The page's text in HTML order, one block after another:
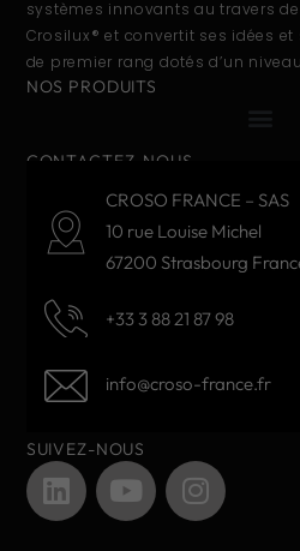
systèmes innovants au travers
Crosilux® et convertit ses idées
de premier rang dotés d’un
NOS PRODUITS
CONTACTEZ-NOUS
CROSO FRANCE – SAS
10 rue Louise Michel
67200 Strasbourg
+33 3 88 21 87 98
info@croso-france.fr
SUIVEZ-NOUS